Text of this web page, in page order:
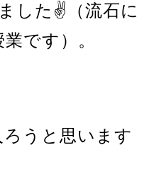
した✌（流石に
です）。
うと思います